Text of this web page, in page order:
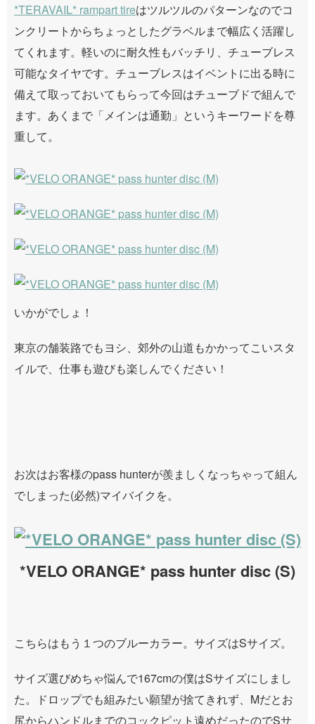
*TERAVAIL* rampart tireはツルツルのパターンなのでコ
ンクリートからちょっとしたグラベルまで幅広く活躍し
てくれます。軽いのに耐久性もバッチリ、チューブレス
可能なタイヤです。チューブレスはイベントに出る時に
備えて取っておいてもらって今回はチューブドで組んで
ます。あくまで「メインは通勤」というキーワードを尊
重して。
いかがでしょ！
東京の舗装路でもヨシ、郊外の山道もかかってこいスタ
イルで、仕事も遊びも楽しんでください！
お次はお客様のpass hunterが羨ましくなっちゃって組ん
でしまった(必然)マイバイクを。
*VELO ORANGE* pass hunter disc (S)
こちらはもう１つのブルーカラー。サイズはSサイズ。
サイズ選びめちゃ悩んで167cmの僕はSサイズにしまし
た。ドロップでも組みたい願望が捨てきれず、Mだとお
尻からハンドルまでのコックピット遠めだったのでSサ